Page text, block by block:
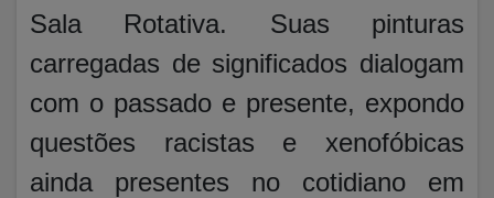
Sala Rotativa. Suas pinturas
carregadas de significados dialogam
com o passado e presente, expondo
questões racistas e xenofóbicas
ainda presentes no cotidiano em